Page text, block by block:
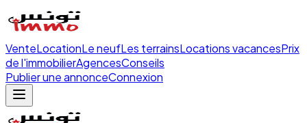
VenteLocationLe neufLes terrainsLocations vacancesPrix
de l'immobilierAgencesConseils
Publier une annonceConnexion